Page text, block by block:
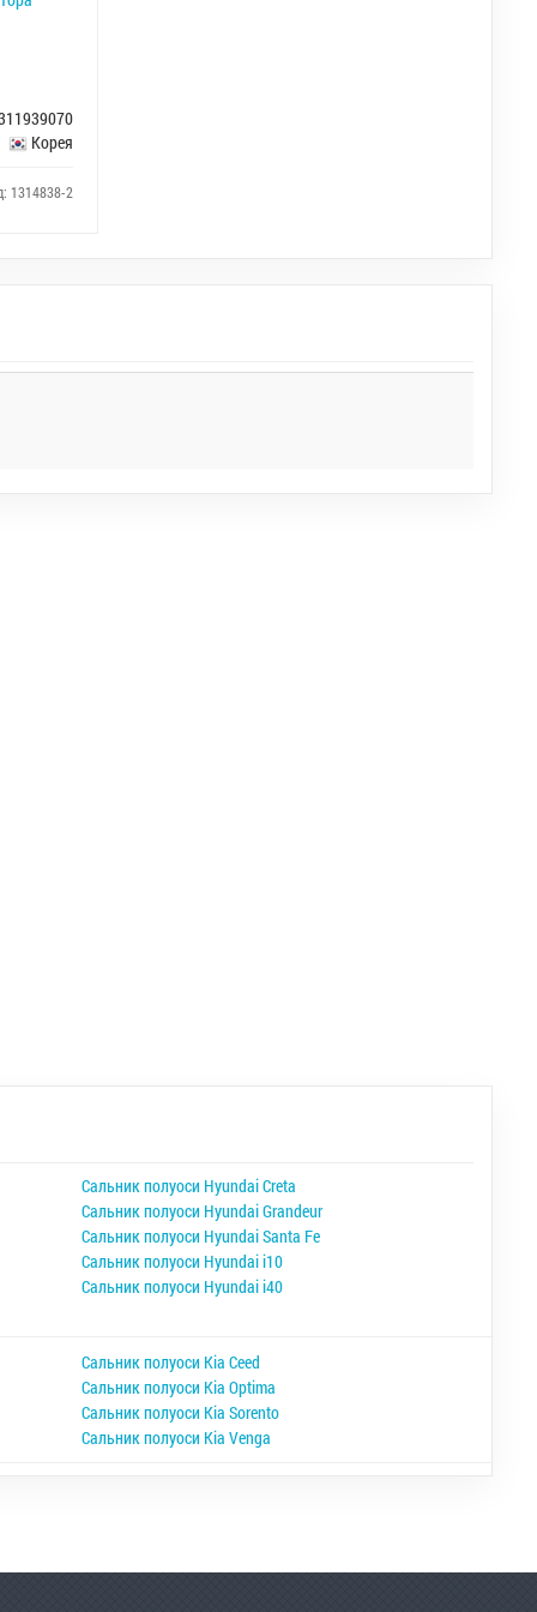
Корея
1314838-2
Сальник полуоси Hyundai Creta
Сальник полуоси Hyundai Grandeur
Сальник полуоси Hyundai Santa Fe
Сальник полуоси Hyundai i10
Сальник полуоси Hyundai i40
Сальник полуоси Kia Ceed
Сальник полуоси Kia Optima
Сальник полуоси Kia Sorento
Сальник полуоси Kia Venga